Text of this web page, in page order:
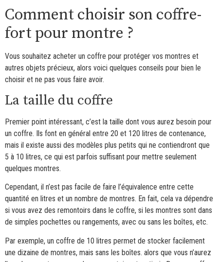
Comment choisir son coffre-
fort pour montre ?
Vous souhaitez acheter un coffre pour protéger vos montres et
autres objets précieux, alors voici quelques conseils pour bien le
choisir et ne pas vous faire avoir.
La taille du coffre
Premier point intéressant, c’est la taille dont vous aurez besoin pour
un coffre. Ils font en général entre 20 et 120 litres de contenance,
mais il existe aussi des modèles plus petits qui ne contiendront que
5 à 10 litres, ce qui est parfois suffisant pour mettre seulement
quelques montres.
Cependant, il n’est pas facile de faire l’équivalence entre cette
quantité en litres et un nombre de montres. En fait, cela va dépendre
si vous avez des remontoirs dans le coffre, si les montres sont dans
de simples pochettes ou rangements, avec ou sans les boîtes, etc.
Par exemple, un coffre de 10 litres permet de stocker facilement
une dizaine de montres, mais sans les boîtes. alors que vous n’aurez